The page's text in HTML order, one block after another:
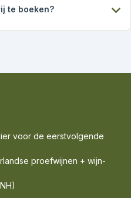
wijnen
te boeken?
We vinden het juist
voor de eerstvolgende
proefwijnen + wijn-